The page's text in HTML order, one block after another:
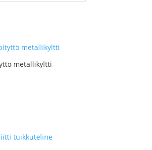
metallikyltti